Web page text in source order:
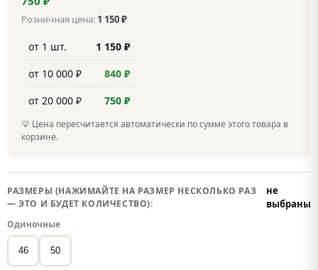
Розничная цена: 1 150 ₽
от 1 шт.
1 150 ₽
от 10 000 ₽
840 ₽
от 20 000 ₽
750 ₽
💡 Цена пересчитается автоматически по сумме этого товара в
корзине.
РАЗМЕРЫ (НАЖИМАЙТЕ НА РАЗМЕР НЕСКОЛЬКО РАЗ
— ЭТО И БУДЕТ КОЛИЧЕСТВО):
не
выбраны
Одиночные
46 50